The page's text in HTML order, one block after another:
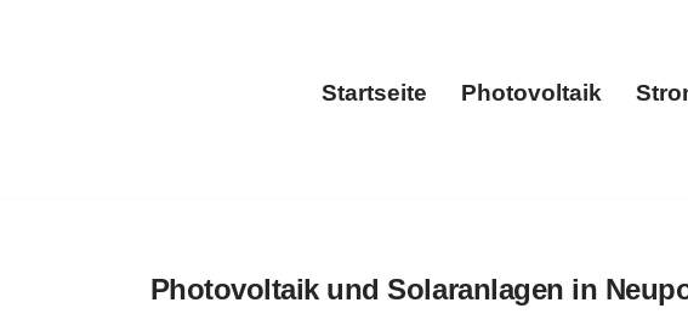
Startseite Photovoltaik
Photovoltaik und Solaranlagen in